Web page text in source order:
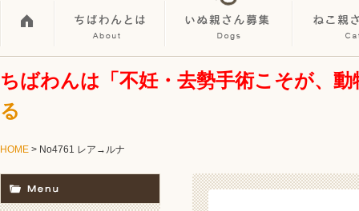
ちばわんは「不妊・去勢手術こそが、
る
HOME > No4761 レア→ルナ